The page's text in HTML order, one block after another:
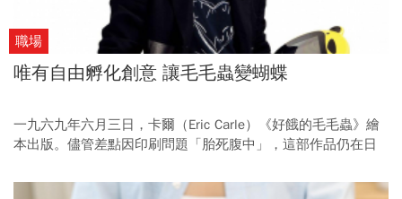
職場
唯有自由孵化創意 讓毛毛蟲變蝴蝶
一九六九年六月三日，卡爾（Eric Carle）《好餓的毛毛蟲》繪
本出版。儘管差點因印刷問題「胎死腹中」，這部作品仍在日
由與創意的力量。